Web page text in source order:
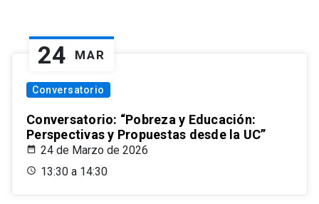
24 MAR
Conversatorio
Conversatorio: “Pobreza y Educación:
Perspectivas y Propuestas desde la UC”
24 de Marzo de 2026
13:30 a 14:30